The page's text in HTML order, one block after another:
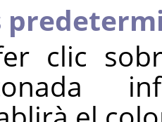
clic